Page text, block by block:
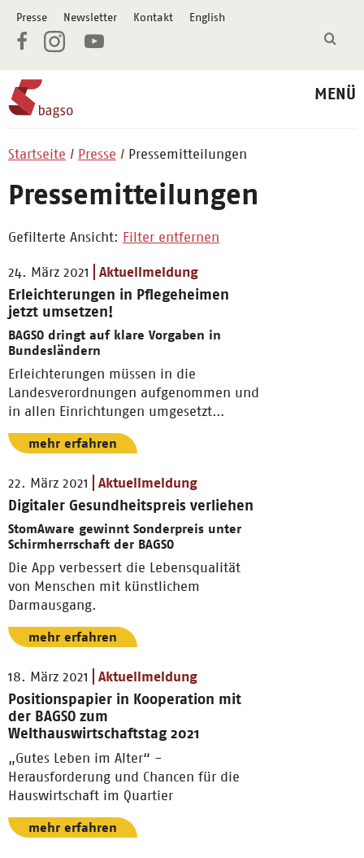
Presse Newsletter Kontakt English
MENÜ
Startseite Presse Pressemitteilungen
Pressemitteilungen
Gefilterte Ansicht: Filter entfernen
24. März 2021 Aktuellmeldung
Erleichterungen in Pflegeheimen
jetzt umsetzen!
BAGSO dringt auf klare Vorgaben in
Bundesländern
Erleichterungen müssen in die
Landesverordnungen aufgenommen und
in allen Einrichtungen umgesetzt
werden.
mehr erfahren
22. März 2021 Aktuellmeldung
Digitaler Gesundheitspreis verliehen
StomAware gewinnt Sonderpreis unter
Schirmherrschaft der BAGSO
Die App verbessert die Lebensqualität
von Menschen mit künstlichem
Darmausgang.
mehr erfahren
18. März 2021 Aktuellmeldung
Positionspapier in Kooperation mit
der BAGSO zum
Welthauswirtschaftstag 2021
„Gutes Leben im Alter“ -
Herausforderung und Chancen für die
Hauswirtschaft im Quartier
mehr erfahren